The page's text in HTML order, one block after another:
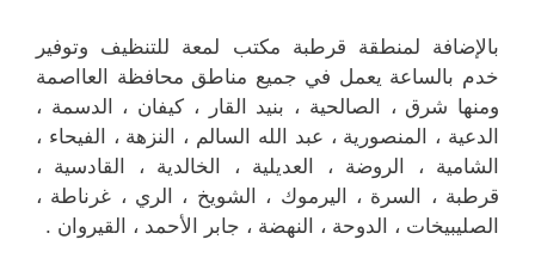
بالإضافة لمنطقة قرطبة مكتب لمعة للتنظيف وتوفير
خدم بالساعة يعمل في جميع مناطق محافظة العااصمة
ومنها شرق ، الصالحية ، بنيد القار ، كيفان ، الدسمة ،
الدعية ، المنصورية ، عبد الله السالم ، النزهة ، الفيحاء ،
الشامية ، الروضة ، العديلية ، الخالدية ، القادسية ،
قرطبة ، السرة ، اليرموك ، الشويخ ، الري ، غرناطة ،
الصليبيخات ، الدوحة ، النهضة ، جابر الأحمد ، القيروان .